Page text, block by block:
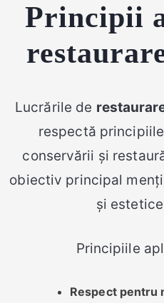
Principii
Lucrările de
respectă
conservării și
obiectiv principal
și
Principiile
Respect pentru